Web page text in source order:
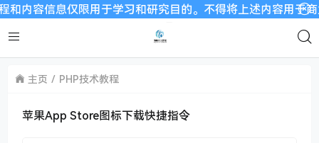
容信息仅限用于学习和研究目的。不得将上述内容用于商
主页 PHP技术教程
苹果App Store图标下载快捷指令